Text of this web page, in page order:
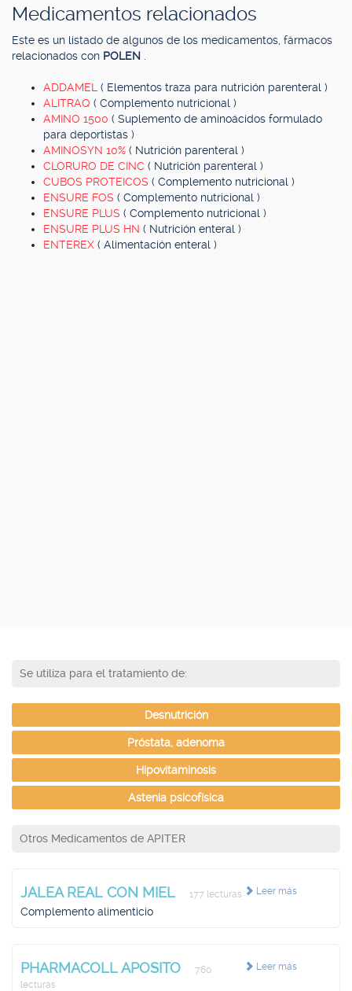
Medicamentos relacionados
Este es un listado de algunos de los medicamentos, fármacos
relacionados con POLEN
ADDAMEL ( Elementos traza para nutrición parenteral )
ALITRAQ ( Complemento nutricional )
AMINO 1500 ( Suplemento de aminoácidos formulado
para deportistas )
AMINOSYN 10% ( Nutrición parenteral )
CLORURO DE CINC ( Nutrición parenteral )
CUBOS PROTEICOS ( Complemento nutricional )
ENSURE FOS ( Complemento nutricional )
ENSURE PLUS ( Complemento nutricional )
ENSURE PLUS HN ( Nutrición enteral )
ENTEREX ( Alimentación enteral )
Se utiliza para el tratamiento de:
Desnutrición
Próstata, adenoma
Hipovitaminosis
Astenia psicofísica
Otros Medicamentos de APITER
Leer más
JALEA REAL CON MIEL 177 lecturas
Complemento alimenticio
Leer más
PHARMACOLL APOSITO
760
lecturas